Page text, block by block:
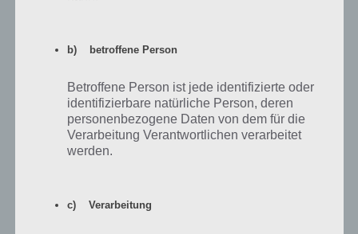
Zu jedem Buchstaben
Land-Fluss üblich,
entsprechend die Felder
füllen, hast dabei aber
nur begrenzt Zeit – (c)
Tamsonic
WORDR wurde auf Ionic Framework auf der Basis von HTML 5
b) betroffene Person
Betroffene Person ist jede identifizierte oder
identifizierbare natürliche Person, deren
personenbezogene Daten von dem für die
Verarbeitung Verantwortlichen verarbeitet
werden.
c) Verarbeitung